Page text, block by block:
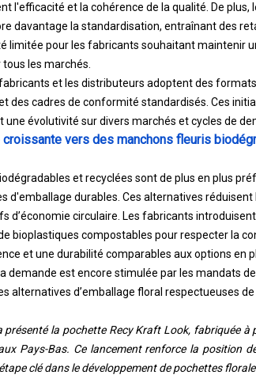
l'efficacité et la cohérence de la qualité. De
davantage la standardisation, entraînant des
limitée pour les fabricants souhaitant maintenir
les marchés.
et les distributeurs adoptent des
des cadres de conformité standardisés. Ces
évolutivité sur divers marchés et cycles de
croissante vers des manchons fleuris
et recyclées sont de plus en plus
d'emballage durables. Ces alternatives
d’économie circulaire. Les fabricants
bioplastiques compostables pour respecter la
et une durabilité comparables aux options en
demande est encore stimulée par les mandats
alternatives d’emballage floral respectueuses
présenté la pochette Recy Kraft Look, fabriquée
Pays-Bas. Ce lancement renforce la position
clé dans le développement de pochettes